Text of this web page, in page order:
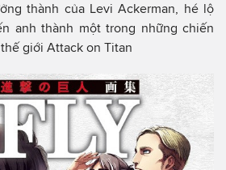
thành của Levi Ackerman, hé lộ
anh thành một trong những chiến
giới Attack on Titan